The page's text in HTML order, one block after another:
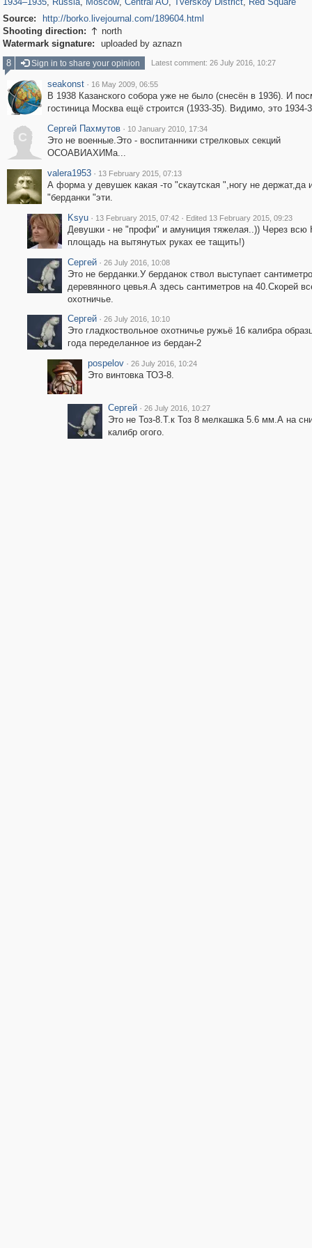
Source:
http://borko.livejournal.com/189604.html
Shooting direction:  north
Watermark signature:
uploaded by aznazn
8
Sign in to share your opinion Latest comment: 26 July 2016, 10:27
seakonst · 16 May 2009, 06:55
В 1938 Казанского собора уже не было (снесён в 1936). И
гостиница Москва ещё строится (1933-35). Видимо, это 1934-
С
Сергей Пахмутов · 10 January 2010, 17:34
Это не военные.Это - воспитанники стрелковых секций
ОСОАВИАХИМа...
valera1953 · 13 February 2015, 07:13
А форма у девушек какая -то "скаутская ",ногу не держат,да
"берданки "эти.
Ksyu · 13 February 2015, 07:42 · Edited 13 February 2015, 09:23
Девушки - не "профи" и амуниция тяжелая..)) Через всю
площадь на вытянутых руках ее тащить!)
Сергей · 26 July 2016, 10:08
Это не берданки.У берданок ствол выступает
деревянного цевья.А здесь сантиметров на 40.Скорей
охотничье.
Сергей · 26 July 2016, 10:10
Это гладкоствольное охотничье ружьё 16 калибра
года переделанное из бердан-2
pospelov · 26 July 2016, 10:24
Это винтовка ТОЗ-8.
Сергей · 26 July 2016, 10:27
Это не Тоз-8.Т.к Тоз 8 мелкашка 5.6 мм.А на
калибр огого.